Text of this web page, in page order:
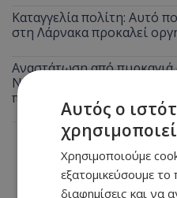
Καταγγελία πολίτη: Αυτό
στη Λάρνακα προκαλεί
Αναστάτωση από πυρκαγιά
Νάπα τα ξημερώματα - Την
πριν φτάσει ηΑυτός ο
Χρησιμοποιούμε
εξατομικεύσουμε το
διαφημίσεις και να